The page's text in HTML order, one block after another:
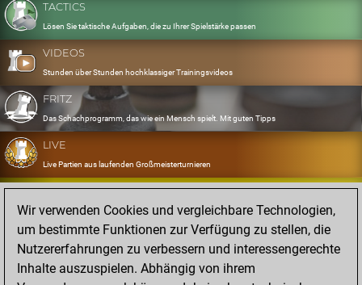
TACTICS
Lösen Sie taktische Aufgaben, die zu Ihrer Spielstärke passen
VIDEOS
Stunden über Stunden hochklassiger Trainingsvideos
FRITZ
Das Schachprogramm, das wie ein Mensch spielt. Mit guten Tipps
LIVE
Live Partien aus laufenden Großmeisterturnieren
OPENINGS
Erfassen und Üben Sie Ihr Eröffnungsrepertoire
DATABASE
Acht Millionen starke Partien
Wir verwenden Cookies und vergleichbare Technologien,
um bestimmte Funktionen zur Verfügung zu stellen, die
Nutzererfahrungen zu verbessern und interessengerechte
Inhalte auszuspielen. Abhängig von ihrem